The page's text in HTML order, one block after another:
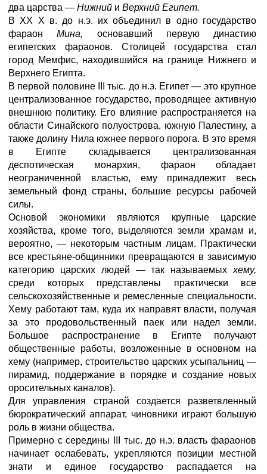
два царства — Нижний и Верхний Египет.
В XX X в. до н.э. их объединил в одно государство
фараонМина, основавший первую династию
египетских фараонов. Столицей государства стал
город Мемфис, находившийся на границе Нижнего и
Верхнего Египта.
В первой половине III тыс. до н.э. Египет — это крупное
централизованное государство, проводящее активную
внешнюю политику. Его влияние распространяется на
области Синайского полуострова, южную Палестину, а
также долину Нила южнее первого порога. В это время
в Египте складывается централизованная
деспотическая монархия, фараон обладает
неограниченной властью, ему принадлежит весь
земельный фонд страны, большие ресурсы рабочей
силы.
Основой экономики являются крупные царские
хозяйства, кроме того, выделяются земли храмам и,
вероятно, — некоторым частным лицам. Практически
все крестьяне-общинники превращаются в зависимую
категорию царских людей — так называемых хему,
среди которых представлены практически все
сельскохозяйственные и ремесленные специальности.
Хему работают там, куда их направят власти, получая
за это продовольственный паек или надел земли.
Большое распространение в Египте получают
общественные работы, возложенные в основном на
хему (например, строительство царских усыпальниц —
пирамид, поддержание в порядке и создание новых
оросительных каналов).
Для управления страной создается разветвленный
бюрократический аппарат, чиновники играют большую
роль в жизни общества.
Примерно с середины III тыс. до н.э. власть фараонов
начинает ослабевать, укрепляются позиции местной
знати и единое государство распадается на